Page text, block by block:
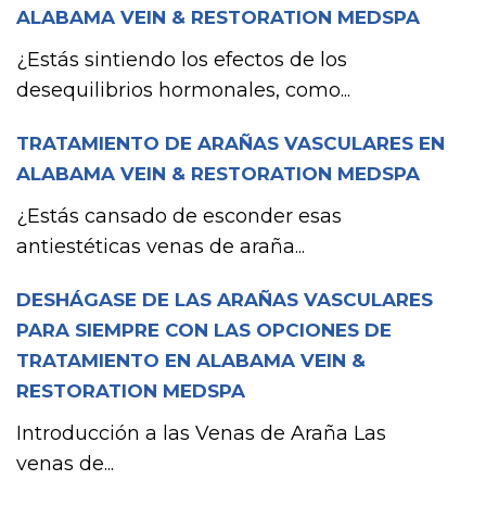
ALABAMA VEIN & RESTORATION MEDSPA
¿Estás sintiendo los efectos de los
desequilibrios hormonales, como...
TRATAMIENTO DE ARAÑAS VASCULARES EN
ALABAMA VEIN & RESTORATION MEDSPA
¿Estás cansado de esconder esas
antiestéticas venas de araña...
DESHÁGASE DE LAS ARAÑAS VASCULARES
PARA SIEMPRE CON LAS OPCIONES DE
TRATAMIENTO EN ALABAMA VEIN &
RESTORATION MEDSPA
Introducción a las Venas de Araña Las
venas de...